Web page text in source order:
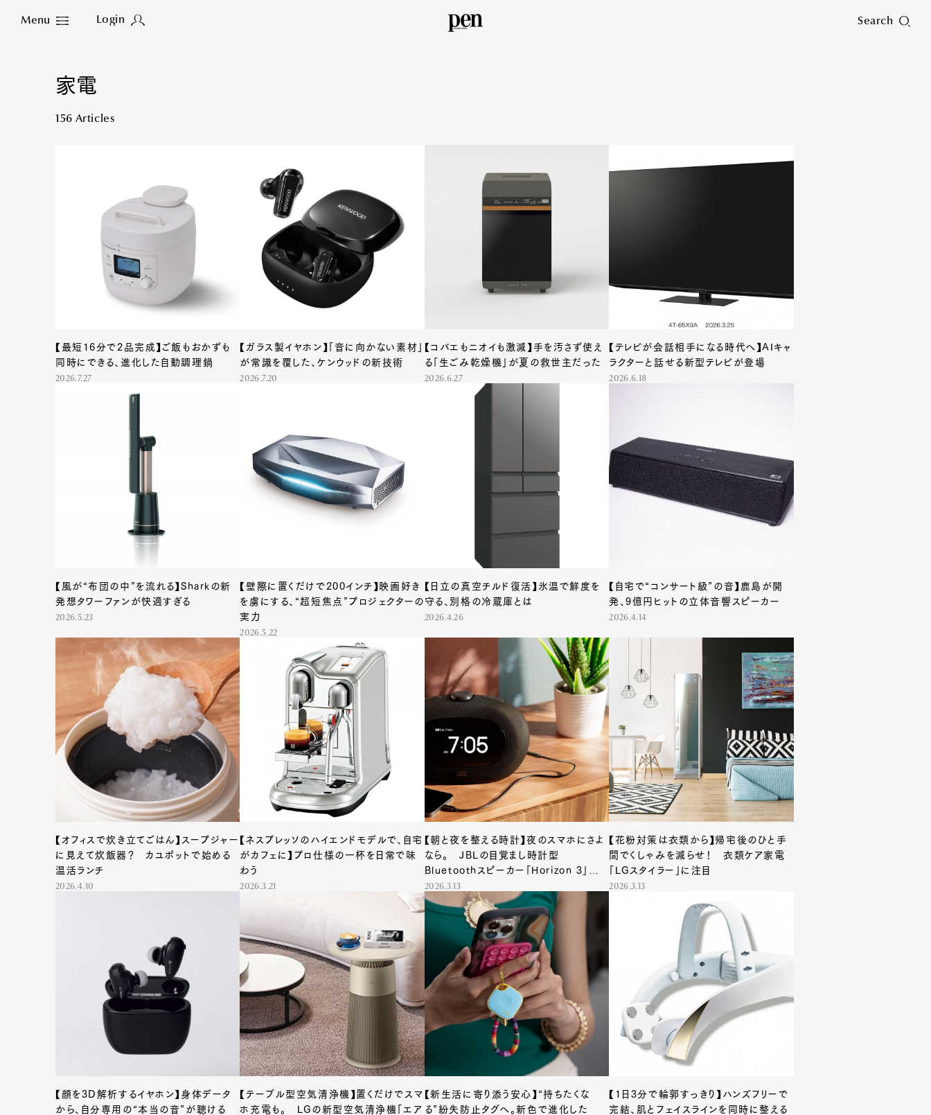
Menu Login Search
Close
家電
156 Articles
【最短16分で2品完成】ご飯もおかずも
同時にできる、進化した自動調理鍋
2026.7.27
【ガラス製イヤホン】「音に向かない素材」
が常識を覆した、ケンウッドの新技術
2026.7.20
【コバエもニオイも激減】手を汚さず使え
る「生ごみ乾燥機」が夏の救世主だった
2026.6.27
【テレビが会話相手になる時代へ】AIキャ
ラクターと話せる新型テレビが登場
2026.6.18
【風が“布団の中”を流れる】Sharkの新
発想タワーファンが快適すぎる
2026.5.23
【壁際に置くだけで200インチ】映画好き
を虜にする、“超短焦点”プロジェクターの
実力
2026.5.22
【日立の真空チルド復活】氷温で鮮度を
守る、別格の冷蔵庫とは
2026.4.26
【自宅で“コンサート級”の音】鹿島が開
発、9億円ヒットの立体音響スピーカー
2026.4.14
【オフィスで炊き立てごはん】スープジャー
に見えて炊飯器？ カユポットで始める
温活ランチ
2026.4.10
【ネスプレッソのハイエンドモデルで、自宅
がカフェに】プロ仕様の一杯を日常で味
わう
2026.3.21
【朝と夜を整える時計】夜のスマホにさよ
なら。 JBLの目覚まし時計型
Bluetoothスピーカー「Horizon 3」で
暮らしを変える
2026.3.13
【花粉対策は衣類から】帰宅後のひと手
間でくしゃみを減らせ！ 衣類ケア家電
「LGスタイラー」に注目
2026.3.13
【顔を3D解析するイヤホン】身体データ
から、自分専用の“本当の音”が聴ける
【テーブル型空気清浄機】置くだけでスマ
ホ充電も。 LGの新型空気清浄機「エア
【新生活に寄り添う安心】“持ちたくな
る”紛失防止タグへ。新色で進化した
【1日3分で輪郭すっきり】ハンズフリーで
完結、肌とフェイスラインを同時に整える